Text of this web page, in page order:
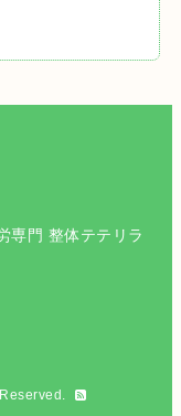
専門 整体テテリラ